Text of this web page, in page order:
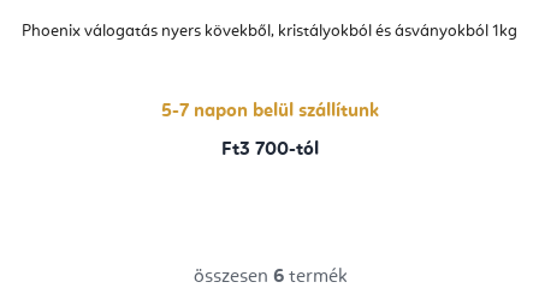
Phoenix válogatás nyers kövekből, kristályokból és ásványokból 1kg
5-7 napon belül szállítunk
Ft3 700-tól
összesen 6termék